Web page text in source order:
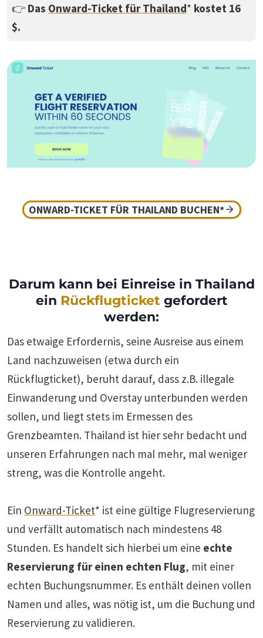
👉 Das Onward-Ticket für Thailand* kostet 16
$.
ONWARD-TICKET FÜR THAILAND BUCHEN*
Darum kann bei Einreise in Thailand
ein Rückflugticket gefordert
werden:
Das etwaige Erfordernis, seine Ausreise aus einem
Land nachzuweisen (etwa durch ein
Rückflugticket), beruht darauf, dass z.B. illegale
Einwanderung und Overstay unterbunden werden
sollen, und liegt stets im Ermessen des
Grenzbeamten. Thailand ist hier sehr bedacht und
unseren Erfahrungen nach mal mehr, mal weniger
streng, was die Kontrolle angeht.
Ein Onward-Ticket* ist eine gültige Flugreservierung
und verfällt automatisch nach mindestens 48
Stunden. Es handelt sich hierbei um eine echte
Reservierung für einen echten Flug, mit einer
echten Buchungsnummer. Es enthält deinen vollen
Namen und alles, was nötig ist, um die Buchung und
Reservierung zu validieren.